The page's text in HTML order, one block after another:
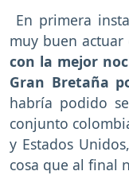
En primera
muy buen
con la mejor
Gran Bretaña
habría podido
conjunto
y Estados
cosa que al final